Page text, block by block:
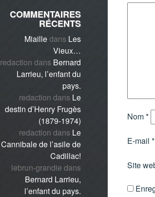
Nom*
E-mail *
Site
COMMENTAIRES
RÉCENTS
Miailledans Les
Vieux…
redaction dans Bernard
Larrieu, l’enfant du
pays.
redaction dans Le
destin d’Henry Frugès
(1879-1974)
redaction dans Le
Cannibale de l’asile de
Cadillac!
lebrun-grandie dans
Bernard Larrieu,
l’enfant du pays.